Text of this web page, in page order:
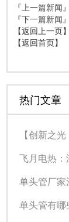
『上一篇新闻
『下一篇新闻
【返回上一页】
【返回首页】
热门文章
单头管厂家
单头管有哪